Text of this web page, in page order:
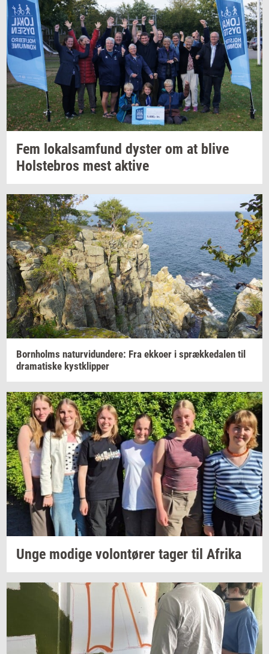
Fem lo­kal­sam­fund dy­ster om at blive
Holste­bros mest ak­ti­ve
Born­holms na­tur­vi­dun­de­re: Fra ek­ko­er i spræk­ke­da­len til
dra­ma­ti­ske kyst­klip­per
Unge mo­di­ge vo­lontø­rer tager til Afri­ka